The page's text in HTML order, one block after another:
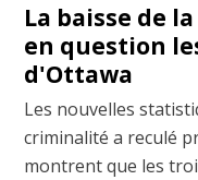
La baisse de
en question
d'Ottawa
Les nouvelles
criminalité a reculé
montrent que les